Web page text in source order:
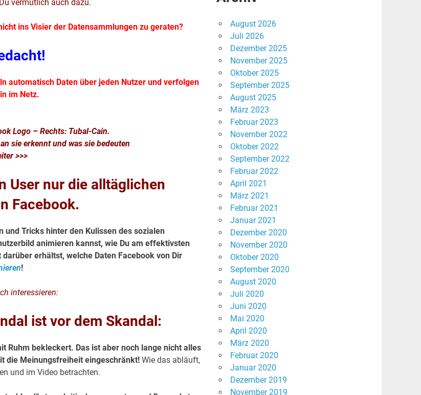
vermutlich auch dazu.
ins Visier der Datensammlungen zu geraten?
automatisch Daten über jeden Nutzer und verfolgen
im Netz.
Logo – Rechts: Tubal-Cain.
sie erkennt und was sie bedeuten
>>>
User nur die alltäglichen
Facebook.
und Tricks hinter den Kulissen des sozialen
animieren kannst, wie Du am effektivsten
erhältst, welche Daten Facebook von Dir
!
interessieren:
ist vor dem Skandal:
Ruhm bekleckert. Das ist aber noch lange nicht alles
die Meinungsfreiheit eingeschränkt! Wie das abläuft,
und im Video betrachten.
August 2026
Juli 2026
Dezember 2025
November 2025
Oktober 2025
September 2025
August 2025
März 2023
Februar 2023
November 2022
Oktober 2022
September 2022
Februar 2022
April 2021
März 2021
Februar 2021
Januar 2021
Dezember 2020
November 2020
Oktober 2020
September 2020
August 2020
Juli 2020
Juni 2020
Mai 2020
April 2020
März 2020
Februar 2020
Januar 2020
Dezember 2019
November 2019